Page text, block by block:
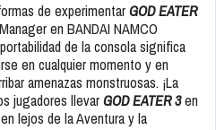
de experimentarGOD EATER
en BANDAI NAMCO
de la consola significa
en cualquier momento y en
amenazas monstruosas. ¡La
jugadores llevarGOD EATER 3en
lejos de la Aventura y la